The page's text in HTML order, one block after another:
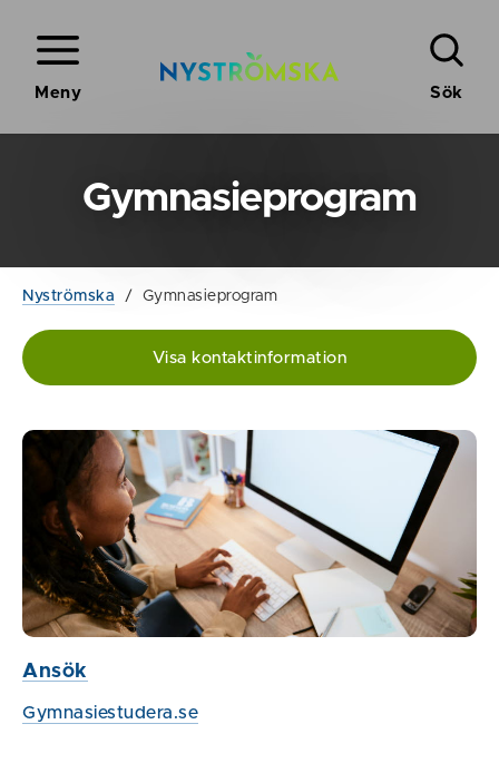
Meny Sök
Gymnasieprogram
Nyströmska / Gymnasieprogram
Visa kontaktinformation
Ansök
Gymnasiestudera.se